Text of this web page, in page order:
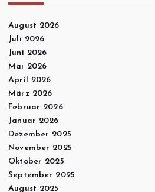
August 2026
Juli 2026
Juni 2026
Mai 2026
April 2026
März 2026
Februar 2026
Januar 2026
Dezember 2025
November 2025
Oktober 2025
September 2025
August 2025